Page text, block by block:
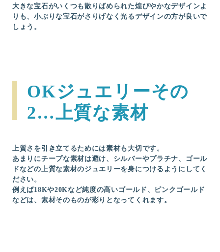
大きな宝石がいくつも散りばめられた煌びやかなデザインよ
りも、小ぶりな宝石がさりげなく光るデザインの方が良いで
しょう。
OKジュエリーその
2…上質な素材
上質さを引き立てるためには素材も大切です。
あまりにチープな素材は避け、シルバーやプラチナ、ゴール
ドなどの上質な素材のジュエリーを身につけるようにしてく
ださい。
例えば18Kや20Kなど純度の高いゴールド、ピンクゴールド
などは、素材そのものが彩りとなってくれます。